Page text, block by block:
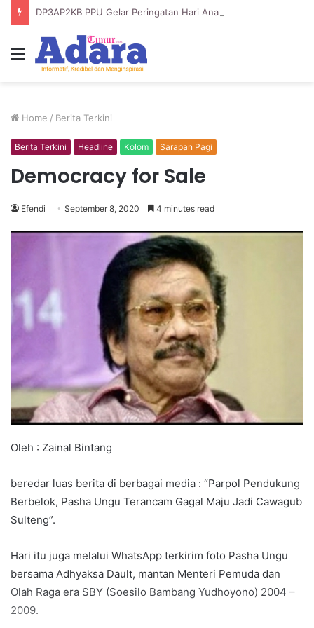
Menu
Home / Berita Terkini
Berita Terkini Headline Kolom Sarapan Pagi
Democracy for Sale
Efendi September 8, 2020 4 minutes read
Oleh : Zainal Bintang
beredar luas berita di berbagai media : “Parpol Pendukung
Berbelok, Pasha Ungu Terancam Gagal Maju Jadi Cawagub
Sulteng”.
Hari itu juga melalui WhatsApp terkirim foto Pasha Ungu
bersama Adhyaksa Dault, mantan Menteri Pemuda dan
Olah Raga era SBY (Soesilo Bambang Yudhoyono) 2004 –
2009.